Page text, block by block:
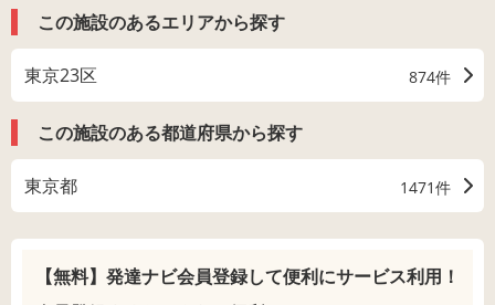
この施設のあるエリアから探す
東京23区 874件
この施設のある都道府県から探す
東京都 1471件
【無料】発達ナビ会員登録して便利にサービス利用！